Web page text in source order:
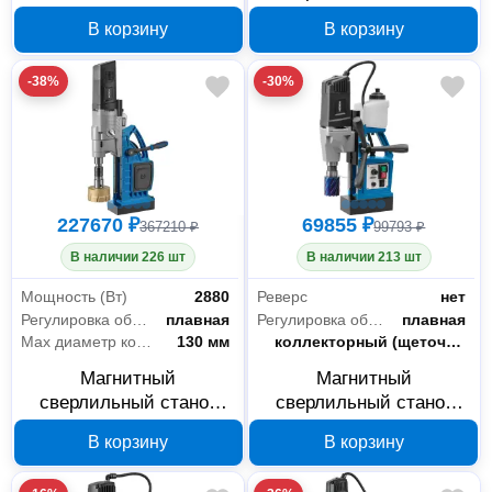
HEDEN DM-100X 510-
021
В корзину
010
В корзину
-38%
227670 ₽367210 ₽
В наличии 226 шт
Мощность (Вт)
2880
плавная
Max диаметр корончатого сверла
130 мм
Магнитный
сверлильный станок
003, 2880 Вт
В корзину
-30%
69855 ₽99793 ₽
В наличии 213 шт
Реверс
нет
Регулировка оборотов
плавная
Тип электродвигателя
коллекторный (щеточный)
Магнитный
сверлильный станок
002, 1600 Вт
В корзину